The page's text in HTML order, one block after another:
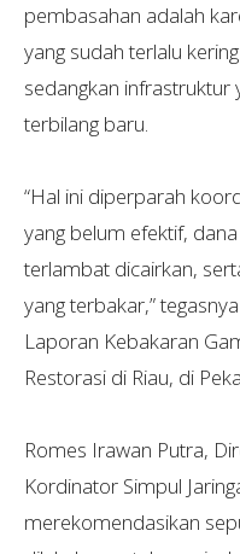
pembasahan adalah
yang sudah terlalu
sedangkan infrastruktur
terbilang baru.
“Hal ini diperparah
yang belum efektif,
terlambat dicairkan,
yang terbakar,”
Laporan Kebakaran
Restorasi di Riau, di
Romes Irawan Putra,
Kordinator Simpul
merekomendasikan